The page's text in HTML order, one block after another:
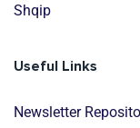
Shqip
Useful Links
Newsletter